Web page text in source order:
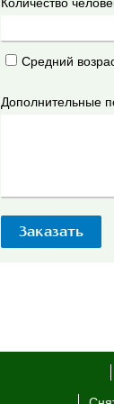
Количество
Средний
Дополнительные